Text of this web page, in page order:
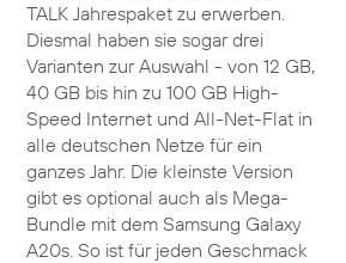
TALK Jahrespaket zu erwerben.
Diesmal haben sie sogar drei
Varianten zur Auswahl - von 12 GB,
40 GB bis hin zu 100 GB High-
Speed Internet und All-Net-Flat in
alle deutschen Netze für ein
ganzes Jahr. Die kleinste Version
gibt es optional auch als Mega-
Bundle mit dem Samsung Galaxy
A20s. So ist für jeden Geschmack